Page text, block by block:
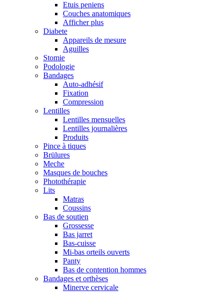
Etuis peniens
Couches anatomiques
Afficher plus
Diabete
Appareils de mesure
Aguilles
Stomie
Podologie
Bandages
Auto-adhésif
Fixation
Compression
Lentilles
Lentilles mensuelles
Lentilles journalières
Produits
Pince à tiques
Brülures
Meche
Masques de bouches
Photothérapie
Lits
Matras
Coussins
Bas de soutien
Grossesse
Bas jarret
Bas-cuisse
Mi-bas orteils ouverts
Panty
Bas de contention hommes
Bandages et orthèses
Minerve cervicale